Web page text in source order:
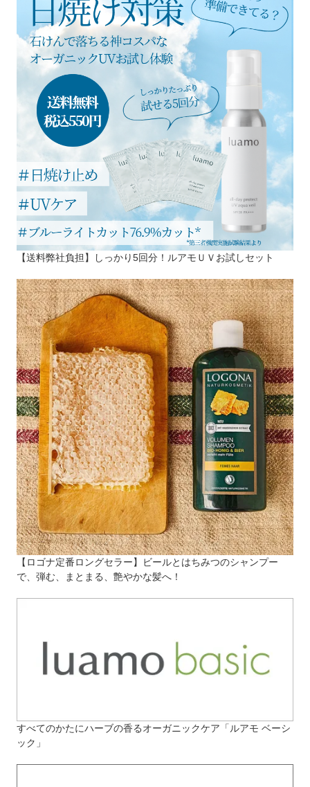
【送料弊社負担】しっかり5回分！ルアモＵＶお試しセット
【ロゴナ定番ロングセラー】ビールとはちみつのシャンプー
で、弾む、まとまる、艶やかな髪へ！
すべてのかたにハーブの香るオーガニックケア「ルアモ ベーシ
ック」